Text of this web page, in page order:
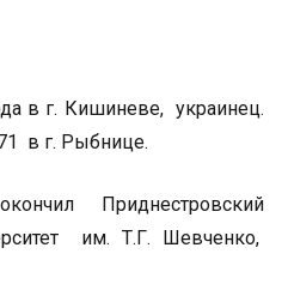
в г. Кишиневе, украинец.
в г. Рыбнице.
Приднестровский
им. Т.Г. Шевченко,